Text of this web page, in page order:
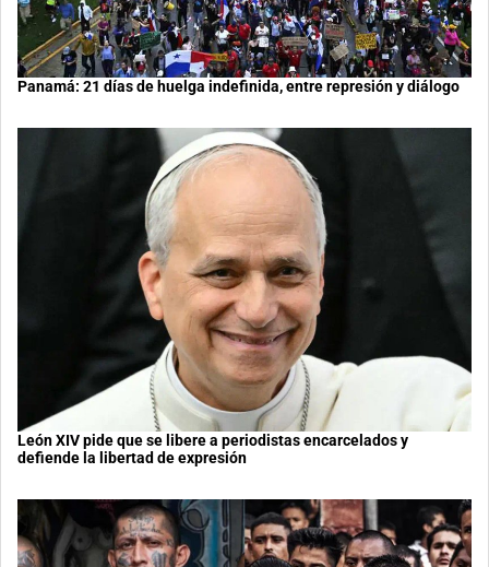
Panamá: 21 días de huelga indefinida, entre represión y diálogo
León XIV pide que se libere a periodistas encarcelados y
defiende la libertad de expresión